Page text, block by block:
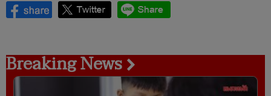
Breaking News